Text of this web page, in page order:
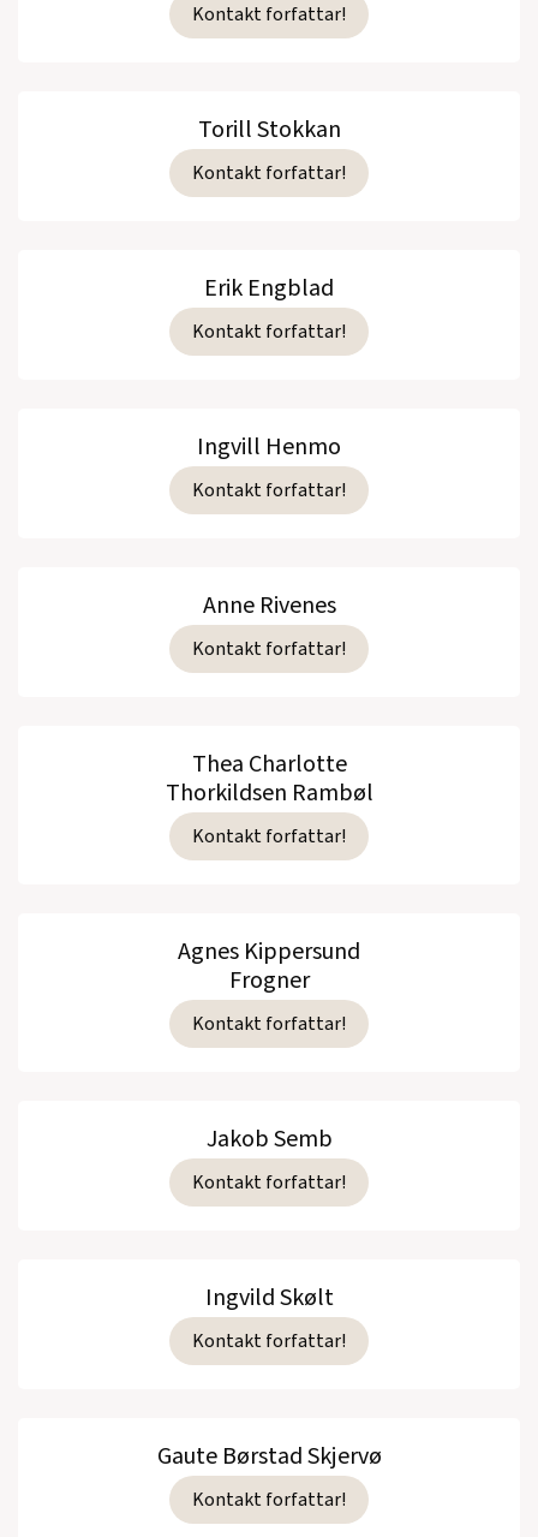
Kontakt forfattar!
Torill Stokkan
Kontakt forfattar!
Erik Engblad
Kontakt forfattar!
Ingvill Henmo
Kontakt forfattar!
Anne Rivenes
Kontakt forfattar!
Thea Charlotte
Thorkildsen Rambøl
Kontakt forfattar!
Agnes Kippersund
Frogner
Kontakt forfattar!
Jakob Semb
Kontakt forfattar!
Ingvild Skølt
Kontakt forfattar!
Gaute Børstad Skjervø
Kontakt forfattar!